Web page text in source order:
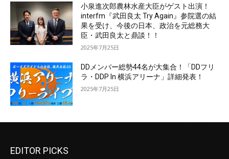
小泉進次郎農林水産大臣がゲスト出演！
interfm『武田良太 Try Again』参院選の結
果を受け、今後の日本、政治を元総務大
臣・武田良太と鼎談！！
2025年7月25日
DDメンバー総勢44名が大集合！「DDフリ
ラ・DDP In 横浜アリーナ」詳細発表！
2025年7月25日
EDITOR PICKS